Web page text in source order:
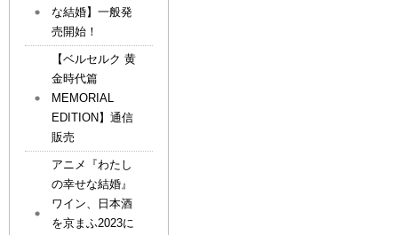
な結婚】一般発
売開始！
【ベルセルク 黄
金時代篇
MEMORIAL
EDITION】通信
販売
アニメ『わたし
の幸せな結婚』
ワイン、日本酒
を京まふ2023に